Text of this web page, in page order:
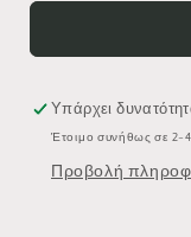
3014422
Υπάρχει
Έτοιμο συνήθως σε 2-
Προβολή